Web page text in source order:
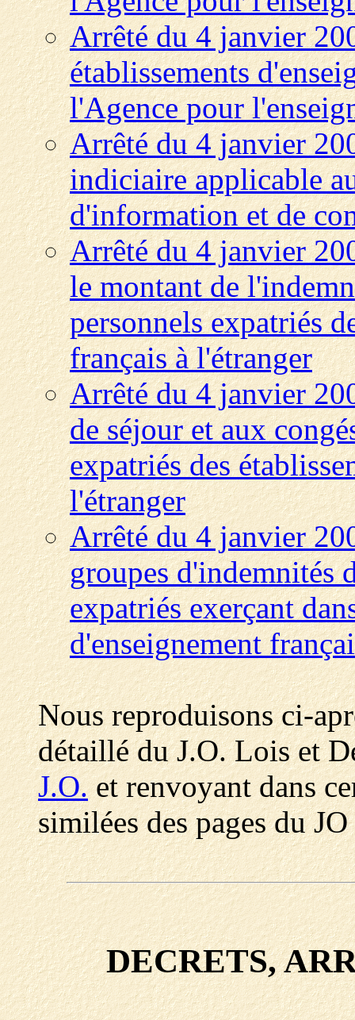
Arrêté du 4 janvier
établissements
l'Agence pour
Arrêté du 4 janvier
indiciaire applicable
d'information et de
Arrêté du 4 janvier
le montant de
personnels expatriés
français à l'étranger
Arrêté du 4 janvier
de séjour et aux
expatriés des
l'étranger
Arrêté du 4 janvier
groupes d'indemnités
expatriés exerçant
d'enseignement
Nous reproduisons ci-
détaillé du J.O. Lois et
J.O.et renvoyant dans
similées des pages du JO
DECRETS,